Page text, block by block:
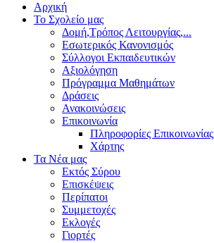
Αρχική
Το Σχολείο μας
Δομή,Τρόπος Λειτουργίας,...
Εσωτερικός Κανονισμός
Σύλλογοι Εκπαιδευτικών
Αξιολόγηση
Πρόγραμμα Μαθημάτων
Δράσεις
Ανακοινώσεις
Επικοινωνία
Πληροφορίες Επικοινωνίας
Χάρτης
Τα Νέα μας
Εκτός Σύρου
Επισκέψεις
Περίπατοι
Συμμετοχές
Εκλογές
Γιορτές